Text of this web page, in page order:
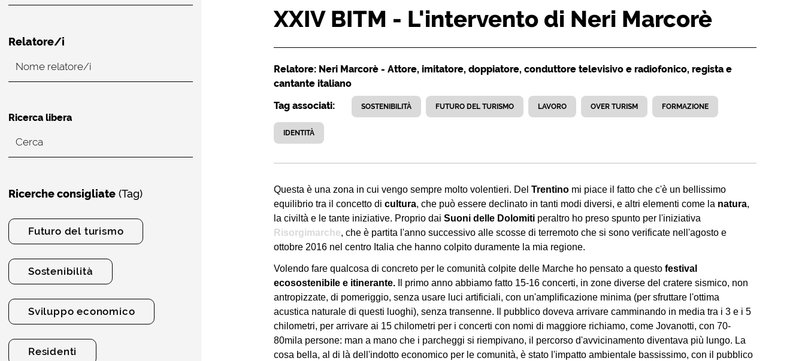
Relatore/i
Ricerca libera
Ricerche consigliate (Tag)
Futuro del turismo
Sostenibilità
Sviluppo economico
Residenti
XXIV BITM - L'intervento di Neri Marcorè
Relatore: Neri Marcorè - Attore, imitatore, doppiatore, conduttore televisivo e radiofonico, regista e
cantante italiano
Tag associati:
SOSTENIBILITÀ FUTURO DEL TURISMO LAVORO OVER TURISM FORMAZIONE
IDENTITÀ
Questa è una zona in cui vengo sempre molto volentieri. Del Trentino mi piace il fatto che c'è un bellissimo
equilibrio tra il concetto di cultura, che può essere declinato in tanti modi diversi, e altri elementi come la natura,
la civiltà e le tante iniziative. Proprio dai Suoni delle Dolomitiperaltro ho preso spunto per l'iniziativa
Risorgimarche, che è partita l'anno successivo alle scosse di terremoto che si sono verificate nell'agosto e
ottobre 2016 nel centro Italia che hanno colpito duramente la mia regione.
Volendo fare qualcosa di concreto per le comunità colpite delle Marche ho pensato a questo festival
ecosostenibile e itinerante.Il primo anno abbiamo fatto 15-16 concerti, in zone diverse del cratere sismico, non
antropizzate, di pomeriggio, senza usare luci artificiali, con un'amplificazione minima (per sfruttare l'ottima
acustica naturale di questi luoghi), senza transenne. Il pubblico doveva arrivare camminando in media tra i 3 e i 5
chilometri, per arrivare ai 15 chilometri per i concerti con nomi di maggiore richiamo, come Jovanotti, con 70-
80mila persone: man a mano che i parcheggi si riempivano, il percorso d'avvicinamento diventava più lungo. La
cosa bella, al di là dell'indotto economico per le comunità, è stato l'impatto ambientale bassissimo, con il pubblico